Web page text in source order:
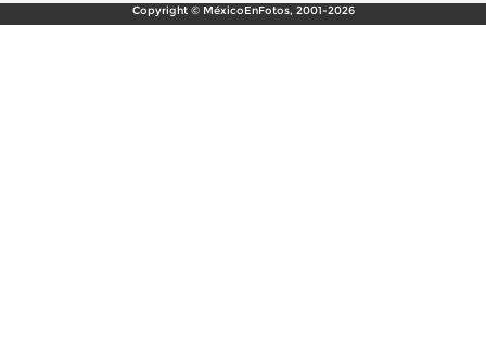
Copyright © MéxicoEnFotos, 2001-2026